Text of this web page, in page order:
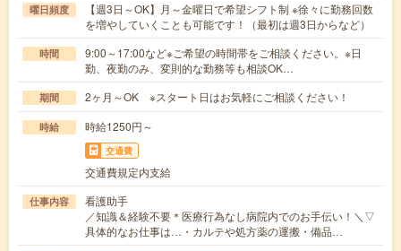
曜日頻度
【週3日～OK】月～金曜日で希望シフト制 ※徐々に勤務回数
を増やしていくことも可能です！（最初は週3日からなど）
時間
9:00～17:00など※ご希望の時間帯をご相談ください。※日
勤、夜勤のみ、変則的な勤務等も相談OK…
期間 2ヶ月～OK ※スタート日はお気軽にご相談ください！
時給 時給1250円～
交通費
交通費規定内支給
仕事内容
看護助手
／知識＆経験不要＊医療行為なし病院内でのお手伝い！＼▽
具体的なお仕事は…・カルテや処方薬の運搬・備品…